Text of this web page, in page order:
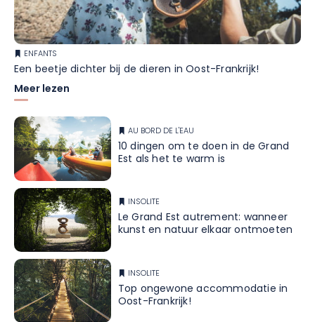
ENFANTS
Een beetje dichter bij de dieren in Oost-Frankrijk!
Meer lezen
AU BORD DE L'EAU
10 dingen om te doen in de Grand
Est als het te warm is
INSOLITE
Le Grand Est autrement: wanneer
kunst en natuur elkaar ontmoeten
INSOLITE
Top ongewone accommodatie in
Oost-Frankrijk!